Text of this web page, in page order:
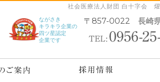
社会医療法人財団 白十字会
ながさき
キラキラ企業の
四ツ星認定
企業です
〒857-0022 長崎